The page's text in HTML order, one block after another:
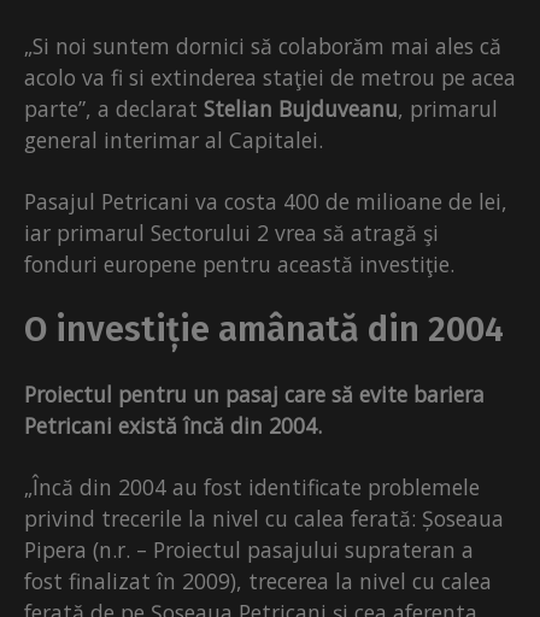
„Si noi suntem dornici să colaborăm mai ales că
acolo va fi si extinderea staţiei de metrou pe acea
parte”, a declarat Stelian Bujduveanu, primarul
general interimar al Capitalei.
Pasajul Petricani va costa 400 de milioane de lei,
iar primarul Sectorului 2 vrea să atragă şi
fonduri europene pentru această investiţie.
O investiție amânată din 2004
Proiectul pentru un pasaj care să evite bariera
Petricani există încă din 2004.
„Încă din 2004 au fost identificate problemele
privind trecerile la nivel cu calea ferată: Șoseaua
Pipera (n.r. – Proiectul pasajului suprateran a
fost finalizat în 2009), trecerea la nivel cu calea